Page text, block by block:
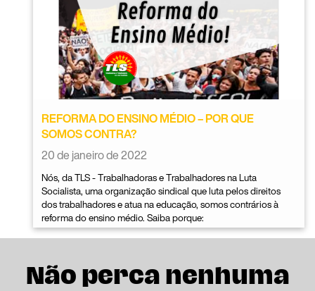
REFORMA DO ENSINO MÉDIO – POR QUE
SOMOS CONTRA?
20 de janeiro de 2022
Nós, da TLS - Trabalhadoras e Trabalhadores na Luta
Socialista, uma organização sindical que luta pelos direitos
dos trabalhadores e atua na educação, somos contrários à
reforma do ensino médio. Saiba porque:
Não perca nenhuma